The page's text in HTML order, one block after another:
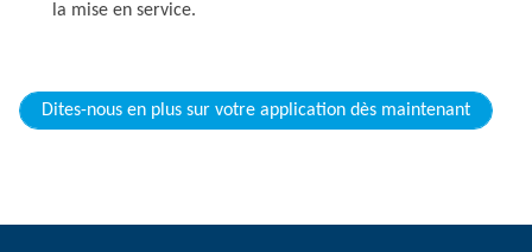
la mise en service.
Dites-nous en plus sur votre application dès maintenant